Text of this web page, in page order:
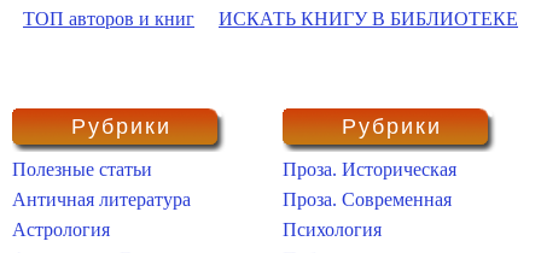
ТОП авторов и книг ИСКАТЬ КНИГУ В БИБЛИОТЕКЕ
Рубрики
Полезные статьи
Античная литература
Астрология
Рубрики
Проза. Историческая
Проза. Современная
Психология